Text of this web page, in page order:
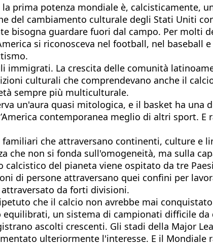
prima potenza mondiale è, calcisticamente,
del cambiamento culturale degli Stati Uniti
bisogna guardare fuori dal campo. Per molti
si riconosceva nel football, nel baseball
La crescita delle comunità
culturali che comprendevano anche il
sempre più multiculturale.
un'aura quasi mitologica, e il basket ha una
contemporanea meglio di altri sport. E
che attraversano continenti, culture e
non si fonda sull'omogeneità, ma sulla
del pianeta viene ospitato da tre
di persone attraversano quei confini per
da forti divisioni.
che il calcio non avrebbe mai
un sistema di campionati difficile
ascolti crescenti. Gli stadi della Major
ulteriormente l'interesse. E il